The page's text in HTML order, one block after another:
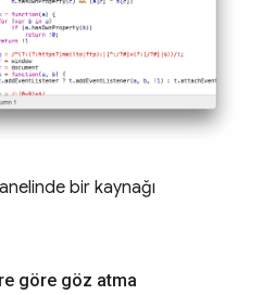
bir kaynağı
göre göz atma